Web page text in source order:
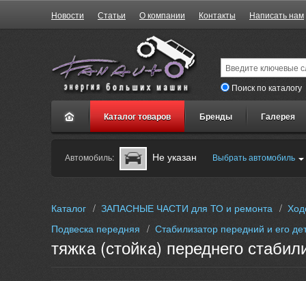
Новости Статьи О компании Контакты Написать нам
Поиск по каталогу
Каталог товаров Бренды Галерея
Автомобиль: Не указан Выбрать автомобиль
Каталог / ЗАПАСНЫЕ ЧАСТИ для ТО и ремонта /
Подвеска передняя / Стабилизатор передний и его
тяжка (стойка) переднего